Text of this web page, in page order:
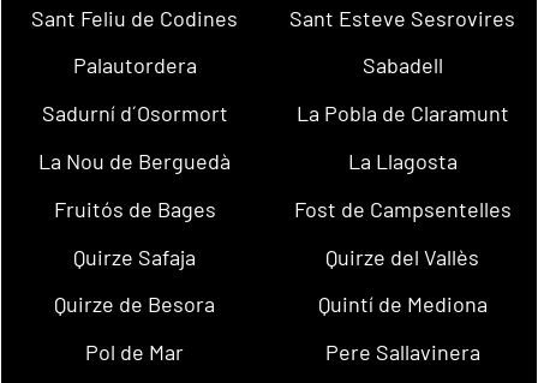
Sant Feliu de Codines
Sant Esteve Sesrovires
Palautordera
Sabadell
Sadurní d´Osormort
La Pobla de Claramunt
La Nou de Berguedà
La Llagosta
Fruitós de Bages
Fost de Campsentelles
Quirze Safaja
Quirze del Vallès
Quirze de Besora
Quintí de Mediona
Pol de Mar
Pere Sallavinera